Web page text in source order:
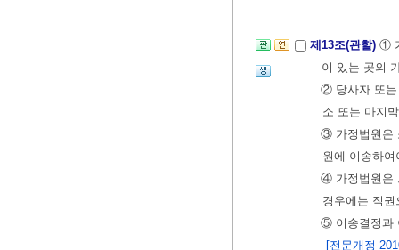
제13조(관할) ①
이 있는 곳의
② 당사자 또는
소 또는 마지
③ 가정법원은
원에 이송하여
④ 가정법원은
경우에는 직
⑤ 이송결정과
[전문개정